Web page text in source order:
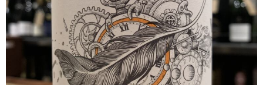
よくあるご質問
お問い合わせ
お買い物かご